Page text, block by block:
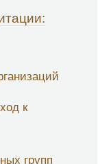
к
групп